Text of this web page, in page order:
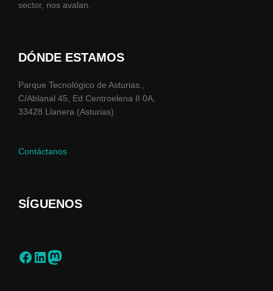
sector, nos avalan.
DÓNDE ESTAMOS
Parque Tecnológico de Asturias.,
C/Ablanal 45, Ed Centroelena II 0A,
33428 Llanera (Asturias)
Contáctanos
SÍGUENOS